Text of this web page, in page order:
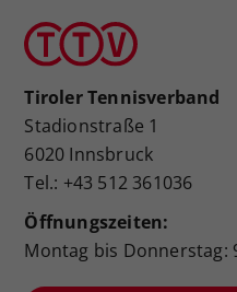
Tiroler Tennisverband
Stadionstraße 1
6020 Innsbruck
Tel.: +43 512 361036
Öffnungszeiten:
Montag bis Donnerstag: